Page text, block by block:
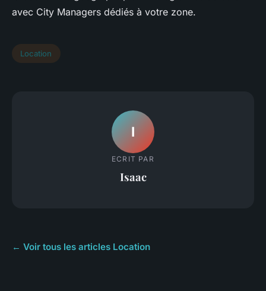
avec City Managers dédiés à votre zone.
Location
I
ECRIT PAR
Isaac
← Voir tous les articles Location